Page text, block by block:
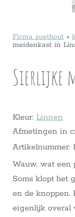
Firma zoethout »
meidenkast in
Sierlijke
Kleur: Linnen
Afmetingen in
Artikelnummer:
Wauw, wat een
Soms klopt het
en de
eigenlijk overal